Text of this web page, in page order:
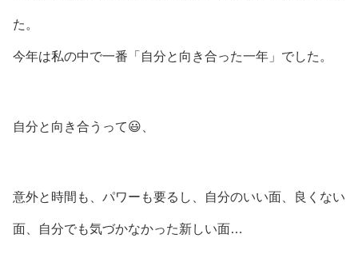
た。
今年は私の中で一番「自分と向き合った一年」でした。
自分と向き合うって😃、
意外と時間も、パワーも要るし、自分のいい面、良くない
面、自分でも気づかなかった新しい面…